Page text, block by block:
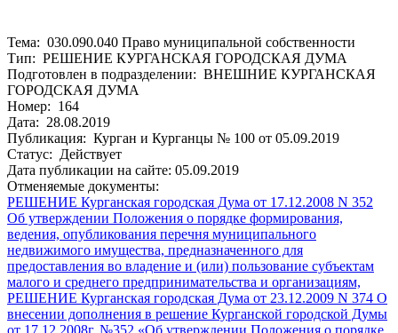
Тема: 030.090.040 Право муниципальной собственности
Тип: РЕШЕНИЕ КУРГАНСКАЯ ГОРОДСКАЯ ДУМА
Подготовлен в подразделении: ВНЕШНИЕ КУРГАНСКАЯ
ГОРОДСКАЯ ДУМА
Номер: 164
Дата: 28.08.2019
Публикация: Курган и Курганцы № 100 от 05.09.2019
Статус: Действует
Дата публикации на сайте: 05.09.2019
Отменяемые документы:
РЕШЕНИЕ Курганская городская Дума от 17.12.2008 N 352
Об утверждении Положения о порядке формирования,
ведения, опубликования перечня муниципального
недвижимого имущества, предназначенного для
предоставления во владение и (или) пользование субъектам
малого и среднего предпринимательства и организациям,
РЕШЕНИЕ Курганская городская Дума от 23.12.2009 N 374 О
внесении дополнения в решение Курганской городской Думы
от 17.12.2008г. №352 «Об утверждении Положения о порядке